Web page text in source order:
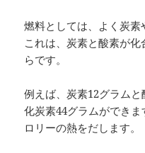
燃料としては、よく炭素
これは、炭素と酸素が
らです。
例えば、炭素12グラム
化炭素44グラムができ
ロリーの熱をだします。